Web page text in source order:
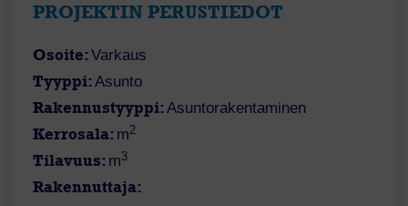
PROJEKTIN PERUSTIEDOT
Osoite:Varkaus
Tyyppi:Asunto
Rakennustyyppi:Asuntorakentaminen
Kerrosala: m2
Tilavuus: m3
Rakennuttaja: